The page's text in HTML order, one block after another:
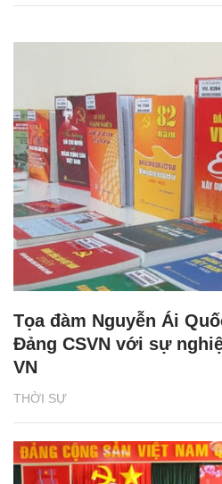
THỜI SỰ
Tọa đàm Nguyễn Ái
Đảng CSVN với sự
VN